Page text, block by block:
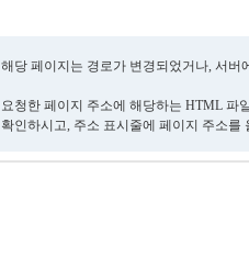
해당 페이지는 경로가 변경되었거나, 서
요청한 페이지 주소에 해당하는 HTML 파
확인하시고, 주소 표시줄에 페이지 주소